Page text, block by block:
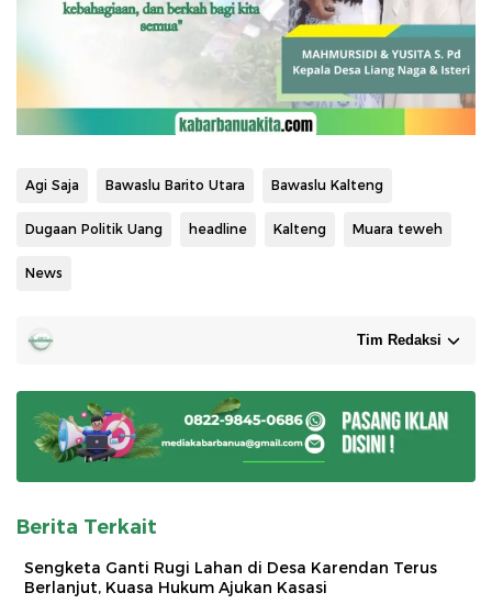
Agi Saja Bawaslu Barito Utara Bawaslu Kalteng
Dugaan Politik Uang headline Kalteng Muara teweh
News
Tim Redaksi
Berita Terkait
Sengketa Ganti Rugi Lahan di Desa Karendan Terus
Berlanjut, Kuasa Hukum Ajukan Kasasi